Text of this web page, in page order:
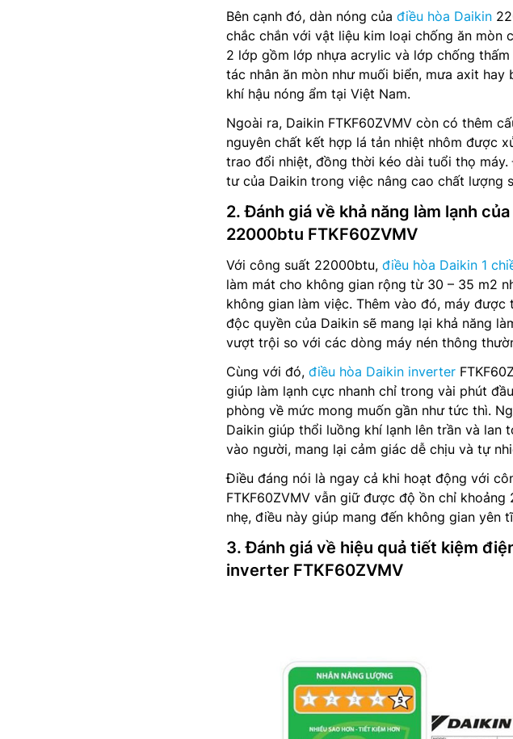
Bên cạnh đó, dàn nóng của điều hòa Daikin
chắc chắn với vật liệu kim loại chống ăn mòn
2 lớp gồm lớp nhựa acrylic và lớp chống
tác nhân ăn mòn như muối biển, mưa axit
khí hậu nóng ẩm tại Việt Nam.
Ngoài ra, Daikin FTKF60ZVMV còn có thêm
nguyên chất kết hợp lá tản nhiệt nhôm được
trao đổi nhiệt, đồng thời kéo dài tuổi thọ
tư của Daikin trong việc nâng cao chất lượng
2. Đánh giá về khả năng làm lạnh
22000btu FTKF60ZVMV
Với công suất 22000btu, điều hòa Daikin 1
làm mát cho không gian rộng từ 30 – 35 m2
không gian làm việc. Thêm vào đó, máy
độc quyền của Daikin sẽ mang lại khả năng
vượt trội so với các dòng máy nén thông
Cùng với đó, điều hòa Daikin inverter
giúp làm lạnh cực nhanh chỉ trong vài phút
phòng về mức mong muốn gần như tức thì.
Daikin giúp thổi luồng khí lạnh lên trần và lan
vào người, mang lại cảm giác dễ chịu và tự
Điều đáng nói là ngay cả khi hoạt động với
FTKF60ZVMV vẫn giữ được độ ồn chỉ
nhẹ, điều này giúp mang đến không gian yên
3. Đánh giá về hiệu quả tiết kiệm
inverter FTKF60ZVMV